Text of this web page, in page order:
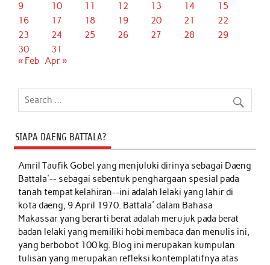
9
10 11 12 13 14
15
16
17 18 19 20 21
22
23
24 25 26 27 28
29
30
31
« Feb Apr »
SIAPA DAENG BATTALA?
Amril Taufik Gobelyang menjuluki dirinya sebagai Daeng
Battala'-- sebagai sebentuk penghargaan spesial pada
tanah tempat kelahiran--ini adalah lelaki yang lahir di
kota daeng, 9 April 1970. Battala' dalam Bahasa
Makassar yang berarti berat adalah merujuk pada berat
badan lelaki yang memiliki hobi membaca dan menulis ini,
yang berbobot 100 kg. Blog ini merupakan kumpulan
tulisan yang merupakan refleksi kontemplatifnya atas